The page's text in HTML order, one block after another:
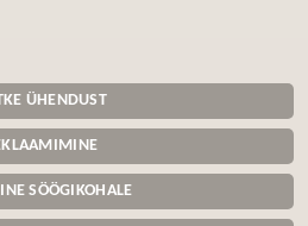
ÜHENDUST
SÖÖGIKOHALE